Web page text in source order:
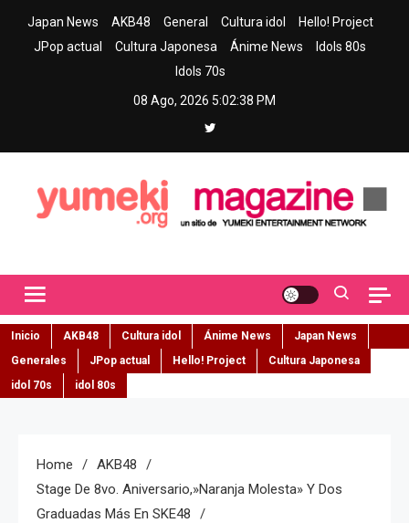
Japan News AKB48 General Cultura idol
Hello! Project
JPop actual
Cultura Japonesa Ánime News
Idols 80s
Idols 70s
08 Ago, 2026 5:02:39 PM
Inicio AKB48 Cultura idol Ánime News
Japan News
Generales
JPop actual Hello! Project
Cultura Japonesa
idol 70s
idol 80s
Home
AKB48
Stage De 8vo. Aniversario,»Naranja Molesta» Y Dos
Graduadas Más En SKE48